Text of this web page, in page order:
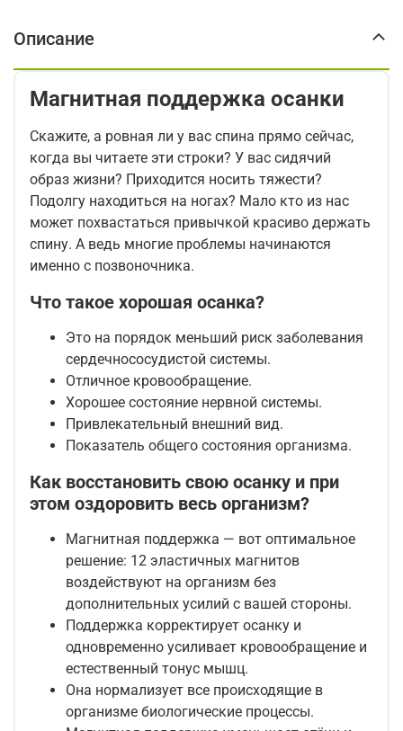
Описание
Магнитная поддержка осанки
Скажите, а ровная ли у вас спина прямо сейчас,
когда вы читаете эти строки? У вас сидячий
образ жизни? Приходится носить тяжести?
Подолгу находиться на ногах? Мало кто из нас
может похвастаться привычкой красиво держать
спину. А ведь многие проблемы начинаются
именно с позвоночника.
Что такое хорошая осанка?
Это на порядок меньший риск заболевания
сердечнососудистой системы.
Отличное кровообращение.
Хорошее состояние нервной системы.
Привлекательный внешний вид.
Показатель общего состояния организма.
Как восстановить свою осанку и при
этом оздоровить весь организм?
Магнитная поддержка — вот оптимальное
решение: 12 эластичных магнитов
воздействуют на организм без
дополнительных усилий с вашей стороны.
Поддержка корректирует осанку и
одновременно усиливает кровообращение и
естественный тонус мышц.
Она нормализует все происходящие в
организме биологические процессы.